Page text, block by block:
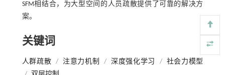
SFM相结合，为大型空间的人员疏散提供了可靠的解决方
案。
关键词
人群疏散 / 注意力机制 / 深度强化学习 /
社会力模型